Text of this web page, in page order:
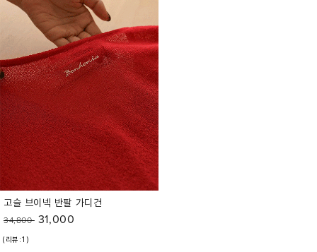
고슬 브이넥 반팔 가디건
34,800 31,000
(리뷰:1)